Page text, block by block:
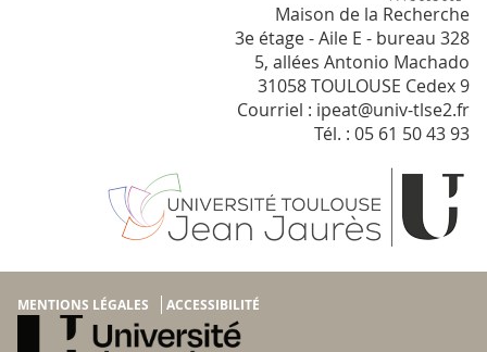
Maison de la Recherche
3e étage - Aile E - bureau 328
5, allées Antonio Machado
31058 TOULOUSE Cedex 9
Courriel : ipeat@univ-tlse2.fr
Tél. : 05 61 50 43 93
MENTIONS LÉGALES ACCESSIBILITÉ